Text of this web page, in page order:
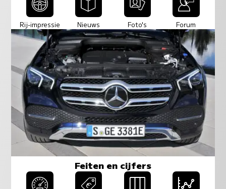
Rij-impressie Nieuws Foto's Forum
Feiten en cijfers